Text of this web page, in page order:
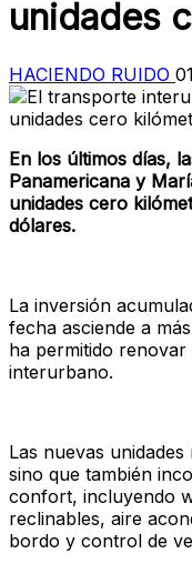
unidades
HACIENDO RUIDO
En los últimos días,
Panamericana y
unidades cero
dólares.
La inversión
fecha asciende a
ha permitido
interurbano.
Las nuevas
sino que también
confort, incluyendo
reclinables, aire
bordo y control de